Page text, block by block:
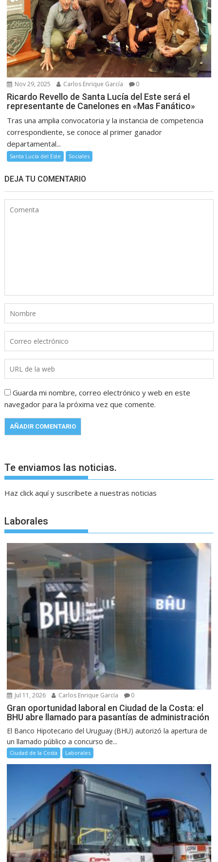
Nov 29, 2025 Carlos Enrique García 0
Ricardo Revello de Santa Lucía del Este será el
representante de Canelones en «Mas Fanático»
Tras una amplia convocatoria y la instancia de competencia
correspondiente, se conoce al primer ganador
departamental...
Santa Lucía del Este Sociales
DEJA TU COMENTARIO
Guarda mi nombre, correo electrónico y web en este
navegador para la próxima vez que comente.
Te enviamos las noticias.
Haz click aquí y suscríbete a nuestras noticias
Laborales
Jul 11, 2026 Carlos Enrique García 0
Gran oportunidad laboral en Ciudad de la Costa: el
BHU abre llamado para pasantías de administración
El Banco Hipotecario del Uruguay (BHU) autorizó la apertura de
un llamado público a concurso de...
Ciudad de la Costa Laborales